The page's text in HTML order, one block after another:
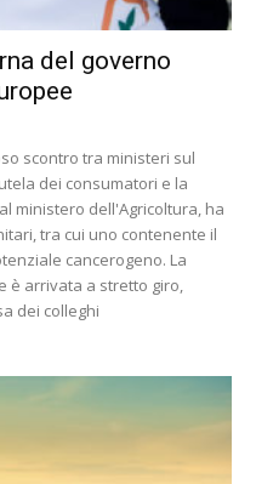
del governo
scontro tra ministeri sul
dei consumatori e la
ministero dell'Agricoltura, ha
tra cui uno contenente il
cancerogeno. La
è arrivata a stretto giro,
dei colleghi